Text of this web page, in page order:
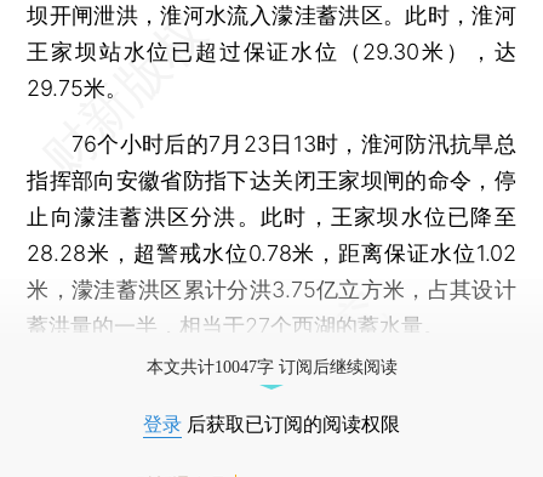
坝开闸泄洪，淮河水流入濛洼蓄洪区。此时，淮河
王家坝站水位已超过保证水位（29.30米），达
29.75米。
76个小时后的7月23日13时，淮河防汛抗旱总
指挥部向安徽省防指下达关闭王家坝闸的命令，停
止向濛洼蓄洪区分洪。此时，王家坝水位已降至
28.28米，超警戒水位0.78米，距离保证水位1.02
米，濛洼蓄洪区累计分洪3.75亿立方米，占其设计
蓄洪量的一半，相当于27个西湖的蓄水量。
本文共计10047字 订阅后继续阅读
登录 后获取已订阅的阅读权限